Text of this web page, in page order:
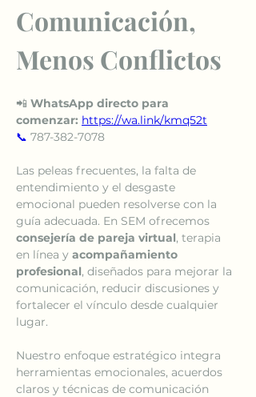
Comunicación,
Menos Conflictos
📲 WhatsApp directo para
comenzar: https://wa.link/kmq52t
📞 787-382-7078
Las peleas frecuentes, la falta de
entendimiento y el desgaste
emocional pueden resolverse con la
guía adecuada. En SEM ofrecemos
consejería de pareja virtual, terapia
en línea y acompañamiento
profesional, diseñados para mejorar la
comunicación, reducir discusiones y
fortalecer el vínculo desde cualquier
lugar.
Nuestro enfoque estratégico integra
herramientas emocionales, acuerdos
claros y técnicas de comunicación